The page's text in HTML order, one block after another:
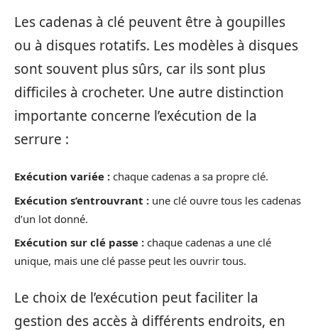
Les cadenas à clé peuvent être à goupilles
ou à disques rotatifs. Les modèles à disques
sont souvent plus sûrs, car ils sont plus
difficiles à crocheter. Une autre distinction
importante concerne l’exécution de la
serrure :
Exécution variée : chaque cadenas a sa propre clé.
Exécution s’entrouvrant : une clé ouvre tous les cadenas
d’un lot donné.
Exécution sur clé passe : chaque cadenas a une clé
unique, mais une clé passe peut les ouvrir tous.
Le choix de l’exécution peut faciliter la
gestion des accès à différents endroits, en